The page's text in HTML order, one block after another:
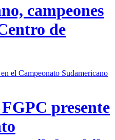
campeones
de
presente